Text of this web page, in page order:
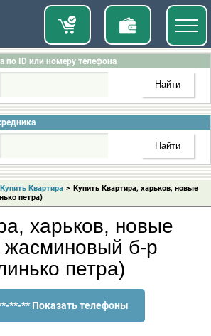
по ID или номеру телефона
Купить Квартира > Купить Квартира, харьков, новые
петра)
харьков, новые
б-р
петра)
**-** Показать телефоны